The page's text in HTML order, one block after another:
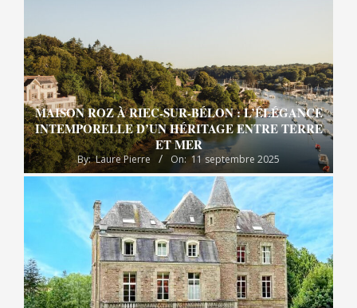
MAISON ROZ À RIEC-SUR-BÉLON : L’ÉLÉGANCE
INTEMPORELLE D’UN HÉRITAGE ENTRE TERRE
ET MER
By: Laure Pierre On: 11 septembre 2025